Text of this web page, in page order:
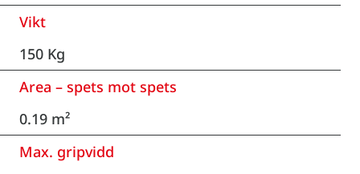
Vikt
150 Kg
Area – spets mot spets
0.19 m²
Max. gripvidd